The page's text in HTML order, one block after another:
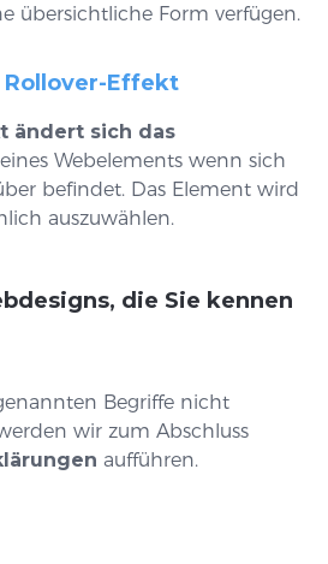
übersichtliche Form verfügen.
Rollover-Effekt
ändert sich das
eines Webelements wenn sich
befindet. Das Element wird
auszuwählen.
die Sie kennen
Begriffe nicht
wir zum Abschluss
aufführen.